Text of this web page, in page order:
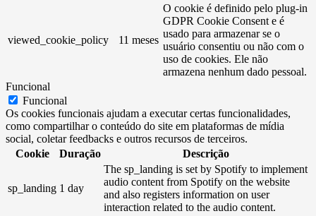
viewed_cookie_policy 11 meses
O cookie é definido pelo plug-in
GDPR Cookie Consent e é
usado para armazenar se o
usuário consentiu ou não com o
uso de cookies. Ele não
armazena nenhum dado pessoal.
Funcional
Funcional
Os cookies funcionais ajudam a executar certas funcionalidades,
como compartilhar o conteúdo do site em plataformas de mídia
social, coletar feedbacks e outros recursos de terceiros.
Cookie
Duração Descrição
sp_landing 1 day
The sp_landing is set by Spotify to implement
audio content from Spotify on the website
and also registers information on user
interaction related to the audio content.